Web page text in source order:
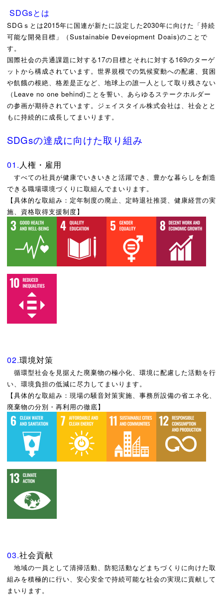
SDGsとは
SDGｓとは2015年に国連が新たに設定した2030年に向けた「持続
可能な開発目標」（Sustainabie Deveiopment Doais)のことで
す。
国際社会の共通課題に対する17の目標とそれに対する169のターゲ
ットから構成されています。世界規模での気候変動への配慮、貧困
や飢餓の根絶、格差是正など、地球上の誰一人として取り残さない
（Leave no one behind)ことを誓い、あらゆるステークホルダー
の参画が期待されています。ジェイスタイル株式会社は、社会とと
もに持続的に成長してまいります。
SDGsの達成に向けた取り組み
01.人権・雇用
すべての社員が健康でいきいきと活躍でき、豊かな暮らしを創造
できる職場環境づくりに取組んでまいります。
【具体的な取組み：定年制度の廃止、定時退社推奨、健康経営の実
施、資格取得支援制度】
02.環境対策
循環型社会を見据えた廃棄物の極小化、環境に配慮した活動を行
い、環境負担の低減に尽力してまいります。
【具体的な取組み：現場の騒音対策実施、事務所設備の省エネ化、
廃棄物の分別・再利用の徹底】
03.社会貢献
地域の一員として清掃活動、防犯活動などまちづくりに向けた取
組みを積極的に行い、安心安全で持続可能な社会の実現に貢献して
まいります。